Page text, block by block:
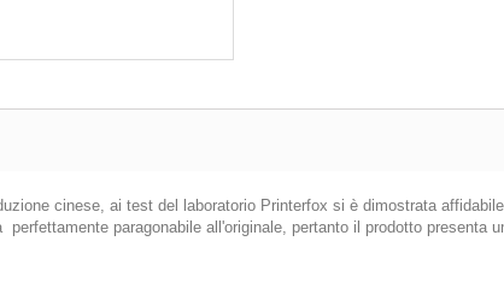
cinese, ai test del laboratorio Printerfox si è dimostrata
paragonabile all'originale, pertanto il prodotto presenta